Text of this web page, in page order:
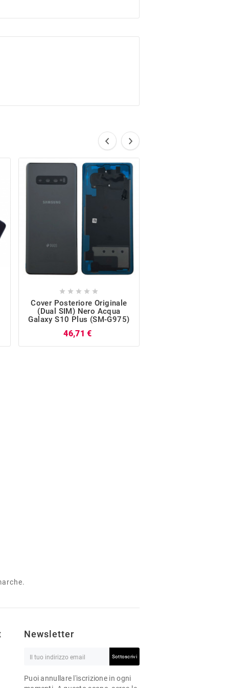
    
Cover Posteriore Originale
(Dual SIM) Nero Acqua
Galaxy S10 Plus (SM-G975)
46,71 €
Newsletter
Sottoscrivi
Puoi annullare l'iscrizione in ogni